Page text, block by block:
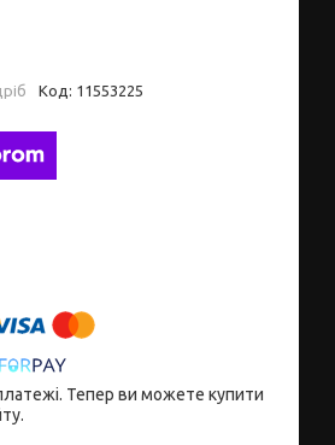
Код: 11553225
Тепер ви можете купити